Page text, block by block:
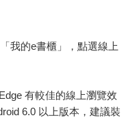
我的e書櫃」，點選線上
有較佳的線上瀏覽效
6.0 以上版本，建議裝